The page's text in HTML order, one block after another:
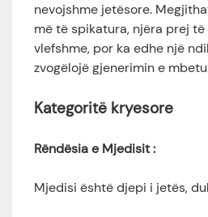
nevojshme jetësore.
më të spikatura, njëra prej
vlefshme, por ka edhe një
zvogëlojë gjenerimin e
Kategoritë kryesore
Rëndësia e Mjedisit:
Mjedisi është djepi i jetës,